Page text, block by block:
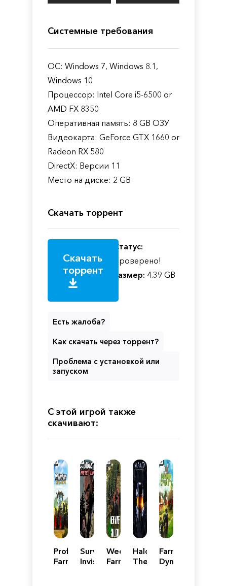
Системные требования
ОС: Windows 7, Windows 8.1,
Windows 10
Процессор: Intel Core i5-6500 or
AMD FX 8350
Оперативная память: 8 GB ОЗУ
Видеокарта: GeForce GTX 1660 or
Radeon RX 580
DirectX: Версии 11
Место на диске: 2 GB
Скачать торрент
Скачать
торрент
Статус:
Проверено!
Размер: 4.39 GB
Есть жалоба?
Как скачать через торрент?
Проблема с установкой или
запуском
С этой игрой также
скачивают:
Professional
Farmer:
Survivalist:
Invisible
Weed
Farmer
Halo:
The
Farmer's
Dynasty